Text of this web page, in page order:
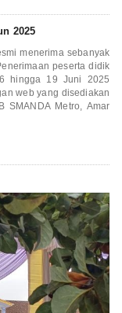
2025
menerima sebanyak
peserta didik
hingga 19 Juni 2025
web yang disediakan
SMANDA Metro, Amar